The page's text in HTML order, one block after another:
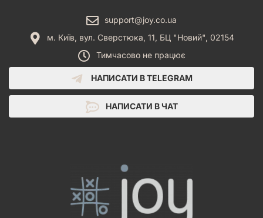
support@joy.co.ua
м. Київ, вул. Сверстюка, 11, БЦ "Новий", 02154
Тимчасово не працює
НАПИСАТИ В TELEGRAM
НАПИСАТИ В ЧАТ